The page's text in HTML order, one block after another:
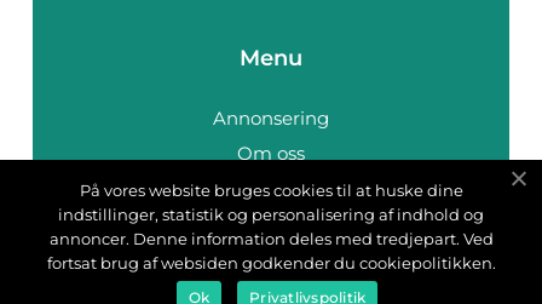
Menu
Annonsering
Om oss
Cookies
Kontakta oss
Sitemap
På vores website bruges cookies til at huske dine
indstillinger, statistik og personalisering af indhold og
annoncer. Denne information deles med tredjepart. Ved
fortsat brug af websiden godkender du cookiepolitikken.
Ok Privatlivspolitik